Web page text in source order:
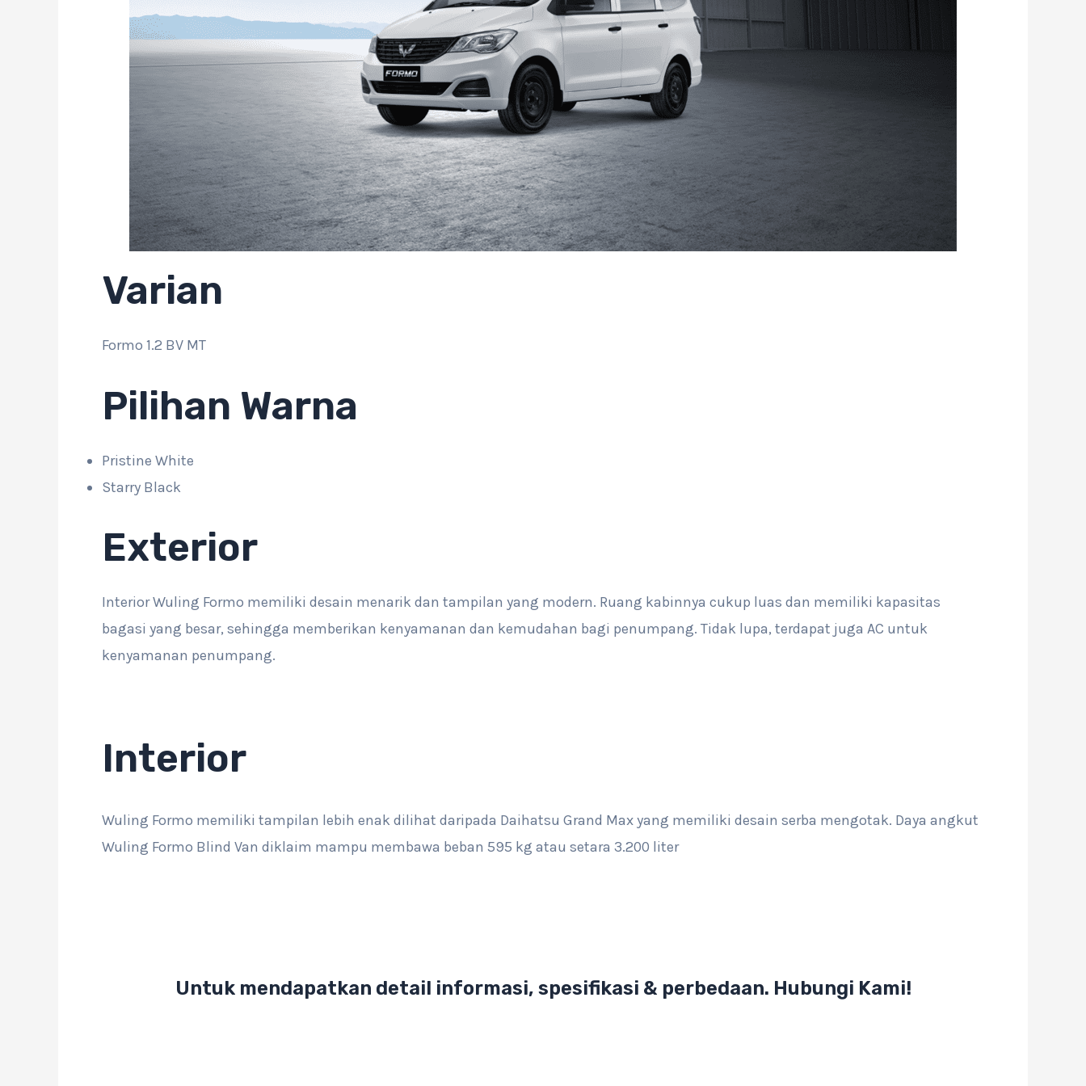
Varian
Formo 1.2 BV MT
Pilihan Warna
Pristine White
Starry Black
Exterior
Interior Wuling Formo memiliki desain menarik dan tampilan yang modern. Ruang kabinnya cukup luas dan memiliki kapasitas
bagasi yang besar, sehingga memberikan kenyamanan dan kemudahan bagi penumpang. Tidak lupa, terdapat juga AC untuk
kenyamanan penumpang.
Interior
Wuling Formo memiliki tampilan lebih enak dilihat daripada Daihatsu Grand Max yang memiliki desain serba mengotak. Daya angkut
Wuling Formo Blind Van diklaim mampu membawa beban 595 kg atau setara 3.200 liter
Untuk mendapatkan detail informasi, spesifikasi & perbedaan. Hubungi Kami!